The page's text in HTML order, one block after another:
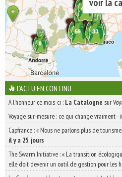
voir la
L'ACTU EN CONTINU
À l'honneur ce mois-ci : La Catalogne sur
Voyage sur-mesure : ce qui change vraiment-
Capfrance : « Nous ne parlons plus de
il y a 25 jours
The Swarm Initiative : « La transition
elle doit devenir un outil de gestion pour les